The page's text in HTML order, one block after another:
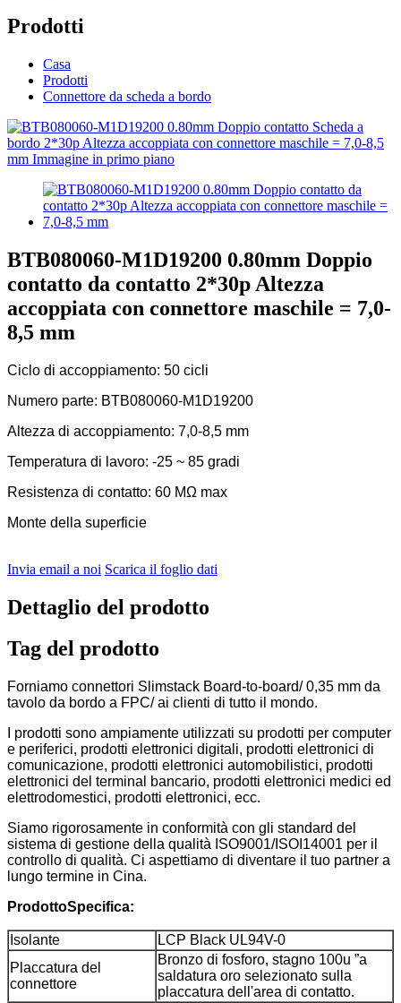
Prodotti
Casa
Prodotti
Connettore da scheda a bordo
BTB080060-M1D19200 0.80mm Doppio
contatto da contatto 2*30p Altezza
accoppiata con connettore maschile = 7,0-
8,5 mm
Ciclo di accoppiamento: 50 cicli
Numero parte: BTB080060-M1D19200
Altezza di accoppiamento: 7,0-8,5 mm
Temperatura di lavoro: -25 ~ 85 gradi
Resistenza di contatto: 60 MΩ max
Monte della superficie
Invia email a noi Scarica il foglio dati
Dettaglio del prodotto
Tag del prodotto
Forniamo connettori Slimstack Board-to-board/ 0,35 mm da
tavolo da bordo a FPC/ ai clienti di tutto il mondo.
I prodotti sono ampiamente utilizzati su prodotti per computer
e periferici, prodotti elettronici digitali, prodotti elettronici di
comunicazione, prodotti elettronici automobilistici, prodotti
elettronici del terminal bancario, prodotti elettronici medici ed
elettrodomestici, prodotti elettronici, ecc.
Siamo rigorosamente in conformità con gli standard del
sistema di gestione della qualità ISO9001/ISOI14001 per il
controllo di qualità. Ci aspettiamo di diventare il tuo partner a
lungo termine in Cina.
ProdottoSpecifica:
Isolante
LCP Black UL94V-0
Placcatura del
connettore
Bronzo di fosforo, stagno 100u ”a
saldatura oro selezionato sulla
placcatura dell'area di contatto.